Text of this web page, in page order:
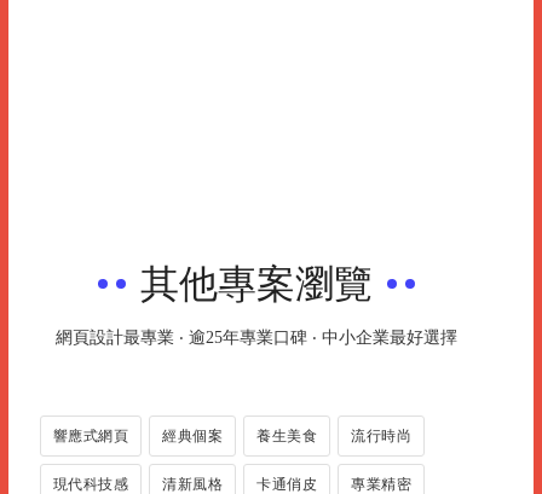
其他專案瀏覽
網頁設計最專業 ‧ 逾25年專業口碑 ‧ 中小企業最好選擇
響應式網頁 經典個案 養生美食 流行時尚
現代科技感 清新風格 卡通俏皮 專業精密